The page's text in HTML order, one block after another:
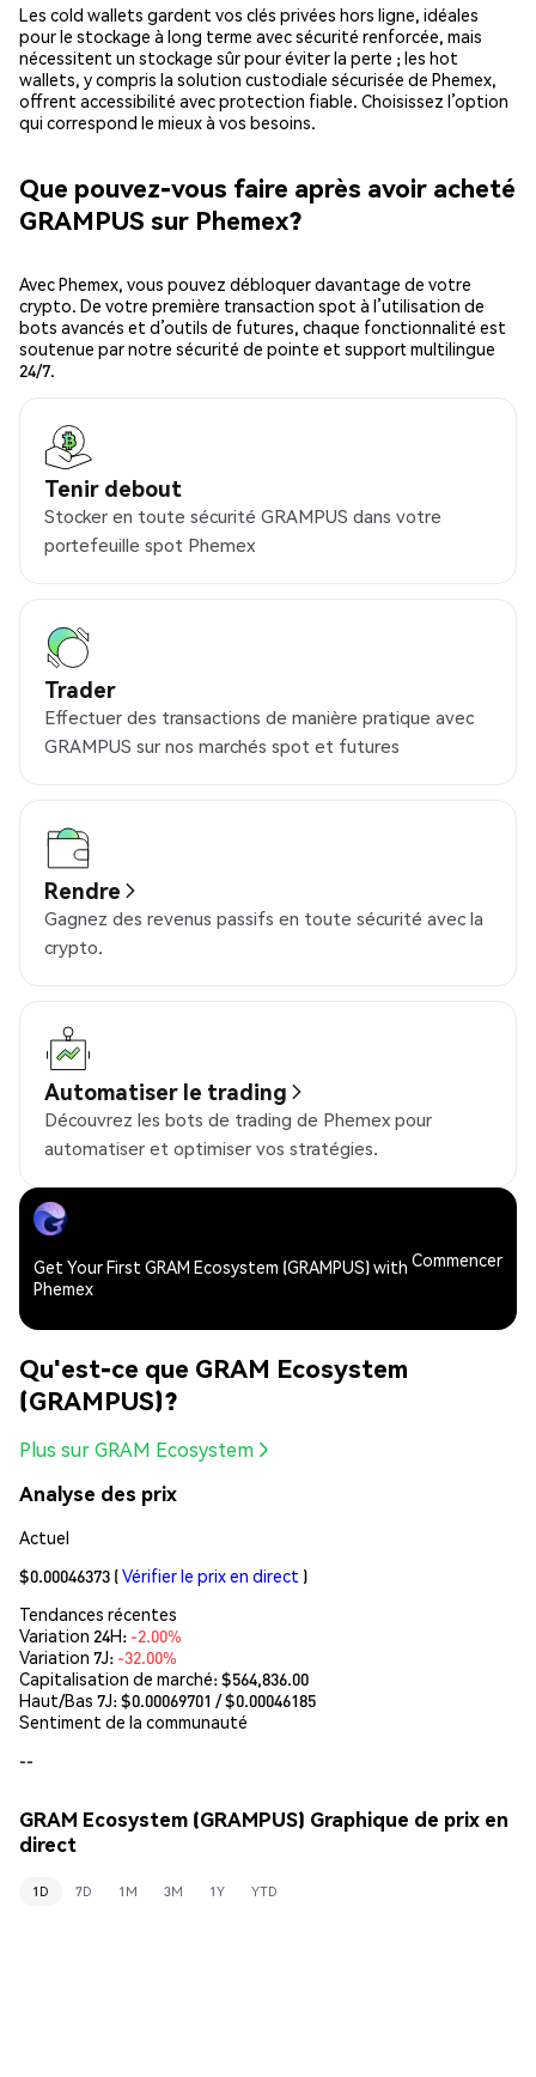
Les cold wallets gardent vos clés privées hors ligne, idéales
pour le stockage à long terme avec sécurité renforcée, mais
nécessitent un stockage sûr pour éviter la perte ; les hot
wallets, y compris la solution custodiale sécurisée de Phemex,
offrent accessibilité avec protection fiable. Choisissez l’option
qui correspond le mieux à vos besoins.
Que pouvez-vous faire après avoir acheté
GRAMPUS sur Phemex?
Avec Phemex, vous pouvez débloquer davantage de votre
crypto. De votre première transaction spot à l’utilisation de
bots avancés et d’outils de futures, chaque fonctionnalité est
soutenue par notre sécurité de pointe et support multilingue
24/7.
Tenir debout
Stocker en toute sécurité GRAMPUS dans votre
portefeuille spot Phemex
Trader
Effectuer des transactions de manière pratique avec
GRAMPUS sur nos marchés spot et futures
Rendre
Gagnez des revenus passifs en toute sécurité avec la
crypto.
Automatiser le trading
Découvrez les bots de trading de Phemex pour
automatiser et optimiser vos stratégies.
Get Your First GRAM Ecosystem (GRAMPUS) with
Phemex
Commencer
Qu'est-ce que GRAM Ecosystem
(GRAMPUS)?
Plus sur GRAM Ecosystem
Analyse des prix
Actuel
$0.00046373 (Vérifier le prix en direct )
Tendances récentes
Variation 24H: -2.00%
Variation 7J: -32.00%
Capitalisation de marché:$564,836.00
Haut/Bas 7J: $0.00069701 / $0.00046185
Sentiment de la communauté
--
GRAM Ecosystem (GRAMPUS) Graphique de prix en
direct
1D 7D 1M 3M 1Y YTD